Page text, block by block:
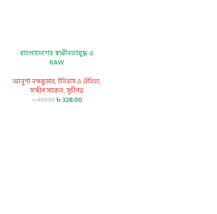
বাংলাদেশের স্বাধীনতাযুদ্ধ ও
RAW
আনুশা নন্দকুমার,ইতিহাস ও ঐতিহ্য,
সন্দীপ সাকেত,সূচীপত্র
৳400.00৳328.00